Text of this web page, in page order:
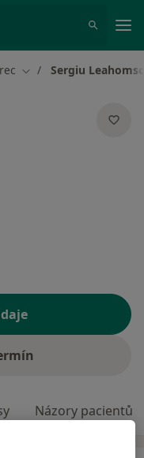
Změna města
Sergiu
Názory pacientů